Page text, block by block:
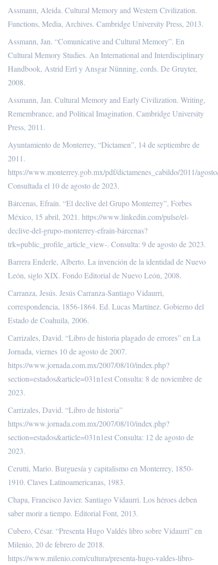
Assmann, Aleida. Cultural Memory and Western Civilization.
Functions, Media, Archives. Cambridge University Press, 2013.
Assmann, Jan. “Comunicative and Cultural Memory”. En
Cultural Memory Studies. An International and Interdisciplinary
Handbook, Astrid Errl y Ansgar Nünning, cords. De Gruyter,
2008.
Assmann, Jan. Cultural Memory and Early Civilization. Writing,
Remembrance, and Political Imagination. Cambridge University
Press, 2011.
Ayuntamiento de Monterrey, “Dictamen”, 14 de septiembre de
2011.
https://www.monterrey.gob.mx/pdf/dictamenes_cabildo/2011/
Consultada el 10 de agosto de 2023.
Bárcenas, Efraín. “El declive del Grupo Monterrey”, Forbes
México, 15 abril, 2021. https://www.linkedin.com/pulse/el-
declive-del-grupo-monterrey-efraín-bárcenas?
trk=public_profile_article_view-. Consulta: 9 de agosto de 2023.
Barrera Enderle, Alberto. La invención de la identidad de Nuevo
León, siglo XIX. Fondo Editorial de Nuevo León, 2008.
Carranza, Jesús. Jesús Carranza-Santiago Vidaurri,
correspondencia, 1856-1864. Ed. Lucas Martínez. Gobierno del
Estado de Coahuila, 2006.
Carrizales, David. “Libro de historia plagado de errores” en La
Jornada, viernes 10 de agosto de 2007.
https://www.jornada.com.mx/2007/08/10/index.php?
section=estados&article=031n1estConsulta: 8 de noviembre de
2023.
Carrizales, David. “Libro de historia”
https://www.jornada.com.mx/2007/08/10/index.php?
section=estados&article=031n1estConsulta: 12 de agosto de
2023.
Cerutti, Mario. Burguesía y capitalismo en Monterrey, 1850-
1910. Claves Latinoamericanas, 1983.
Chapa, Francisco Javier. Santiago Vidaurri. Los héroes deben
saber morir a tiempo. Editorial Font, 2013.
Cubero, César. “Presenta Hugo Valdés libro sobre Vidaurri” en
Milenio, 20 de febrero de 2018.
https://www.milenio.com/cultura/presenta-hugo-valdes-libro-